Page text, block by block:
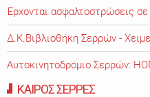
Έρχονται ασφαλτοστρώσεις
Δ.Κ.Βιβλιοθήκη Σερρών -
Αυτοκινητοδρόμιο Σερρών:
ΚΑΙΡΟΣ ΣΕΡΡΕΣ